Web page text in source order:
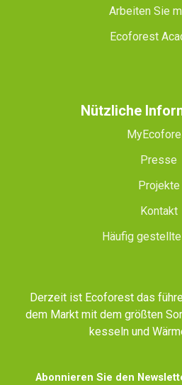
Arbeiten Sie
Ecoforest
Nützliche
Presse
Projekte
Kontakt
Häufig
Derzeit ist Ecoforest das
dem Markt mit dem größten
kesseln und
Abonnieren Sie den